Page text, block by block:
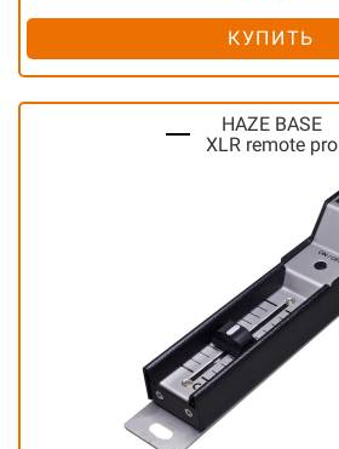
КУПИТЬ
HAZE BASE
XLR remote pro